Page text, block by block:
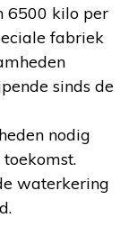
6500 kilo per
fabriek
sinds de
nodig
waterkering